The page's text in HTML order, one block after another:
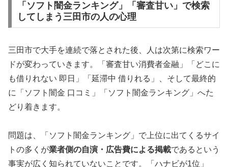
「ソフト闇金ランキング」「審査甘い」で検索
してしまう三田市の人の心理
三田市で大手を連続で落とされた後、人は次第に検索ワー
ドが変わっていきます。「審査甘い消費者金融」「どこに
も借りれない 即日」「延滞中 借りれる」、そして最終的
に「ソフト闇金 口コミ」「ソフト闇金ランキング」へた
どり着きます。
問題は、「ソフト闇金ランキング」で上位に出てくるサイ
トの多くが業者側の自演・広告費による掲載であるという
事実が広く知られていないことです。「ハナビが1位」